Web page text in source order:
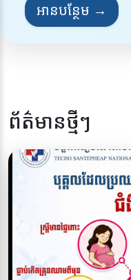
អានបន្ថែម →
ព័ត៌មានថ្មីៗ
ព័ត៌មានក្តៅ